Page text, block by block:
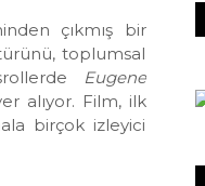
çıkmış bir
toplumsal
Eugene
alıyor. Film, ilk
birçok izleyici